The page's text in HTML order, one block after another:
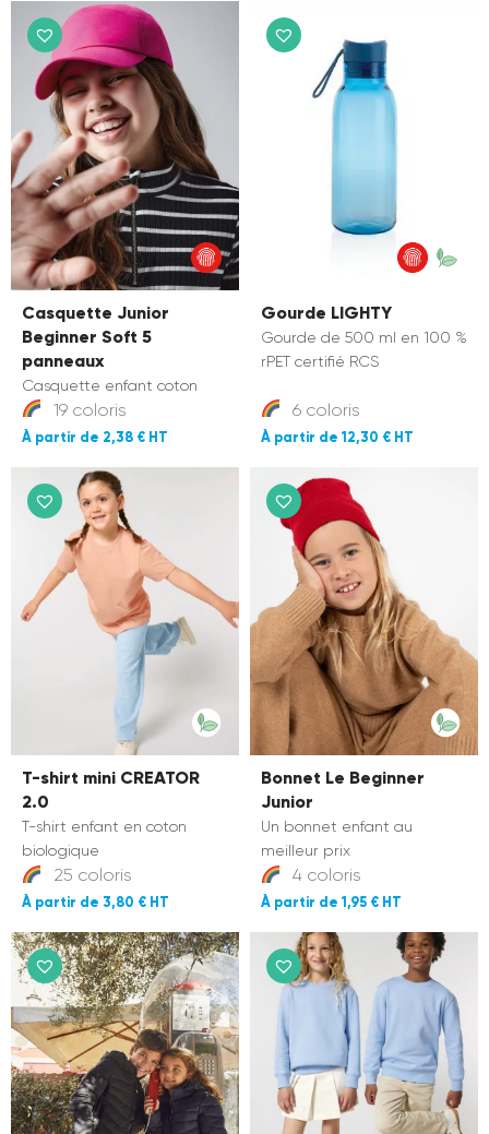
Casquette Junior
Beginner Soft 5
panneaux
Casquette enfant coton
19 coloris
2,38 €
Gourde LIGHTY
Gourde de 500 ml en 100 %
rPET certifié RCS
6 coloris
12,30 €
T-shirt mini CREATOR
2.0
T-shirt enfant en coton
biologique
25 coloris
3,80 €
Bonnet Le Beginner
Junior
Un bonnet enfant au
meilleur prix
4 coloris
1,95 €